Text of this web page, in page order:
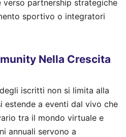
partnership strategiche
sportivo o integratori
Nella Crescita
iscritti non si limita alla
estende a eventi dal vivo che
tra il mondo virtuale e
annuali servono a